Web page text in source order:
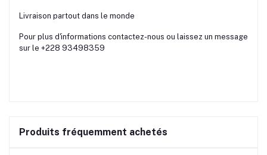
Livraison partout dans le monde
Pour plus d'informations contactez-nous ou laissez un message
sur le ‪+228 93498359
Produits fréquemment achetés